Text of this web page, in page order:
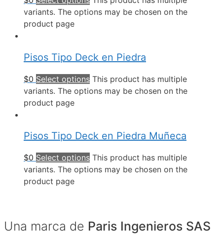
variants. The options may be chosen on the
product page
Pisos Tipo Deck en Piedra
$0 Select options This product has multiple
variants. The options may be chosen on the
product page
Pisos Tipo Deck en Piedra Muñeca
$0 Select options This product has multiple
variants. The options may be chosen on the
product page
Una marca de Paris Ingenieros SAS